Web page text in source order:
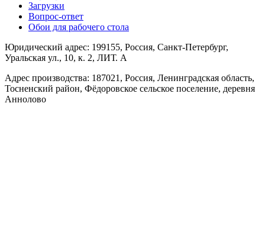
Загрузки
Вопрос-ответ
Обои для рабочего стола
Юридический адрес: 199155, Россия, Санкт-Петербург,
Уральская ул., 10, к. 2, ЛИТ. А
Адрес производства: 187021, Россия, Ленинградская область,
Тосненский район, Фёдоровское сельское поселение, деревня
Аннолово